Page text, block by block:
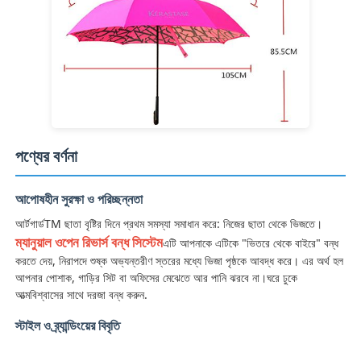
হেঁটে বেড়ানো ছাতা
প্রচারমূলক ছাতা
বায়ুরোধী ছাতা
স্বয়ংক্রিয়ভাবে খোলা ছাতা
বিপরীতমুখী ছাতা
পণ্যের বর্ণনা
আপোষহীন সুরক্ষা ও পরিচ্ছন্নতা
আর্টগার্ডTM ছাতা বৃষ্টির দিনে প্রথম সমস্যা সমাধান করে: নিজের ছাতা থেকে ভিজতে।
ম্যানুয়াল ওপেন রিভার্স বন্ধ সিস্টেমএটি আপনাকে এটিকে "ভিতরে থেকে বাইরে" বন্ধ
করতে দেয়, নিরাপদে শুষ্ক অভ্যন্তরীণ স্তরের মধ্যে ভিজা পৃষ্ঠকে আবদ্ধ করে। এর অর্থ হল
আপনার পোশাক, গাড়ির সিট বা অফিসের মেঝেতে আর পানি ঝরবে না।ঘরে ঢুকে
আত্মবিশ্বাসের সাথে দরজা বন্ধ করুন.
স্টাইল ও ব্র্যান্ডিংয়ের বিবৃতি